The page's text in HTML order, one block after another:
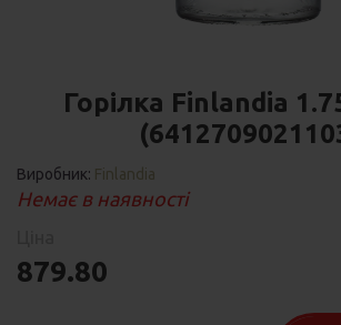
Горілка Finlandia
Виробник: Finlandia
Немає в наявності
879.80